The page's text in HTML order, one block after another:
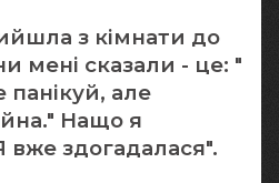
з кімнати до
мені сказали - це: "
але
Нащо я
вже здогадалася".